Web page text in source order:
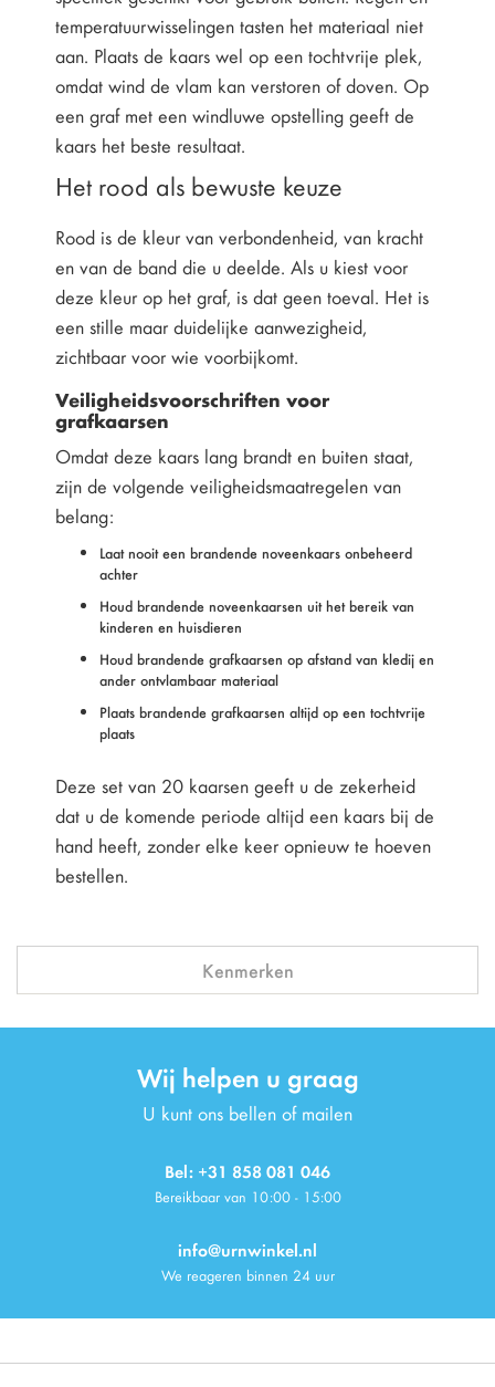
temperatuurwisselingen tasten het materiaal niet
aan. Plaats de kaars wel op een tochtvrije plek,
omdat wind de vlam kan verstoren of doven. Op
een graf met een windluwe opstelling geeft de
kaars het beste resultaat.
Het rood als bewuste keuze
Rood is de kleur van verbondenheid, van kracht
en van de band die u deelde. Als u kiest voor
deze kleur op het graf, is dat geen toeval. Het is
een stille maar duidelijke aanwezigheid,
zichtbaar voor wie voorbijkomt.
Veiligheidsvoorschriften voor
grafkaarsen
Omdat deze kaars lang brandt en buiten staat,
zijn de volgende veiligheidsmaatregelen van
belang:
Laat nooit een brandende noveenkaars onbeheerd
achter
Houd brandende noveenkaarsen uit het bereik van
kinderen en huisdieren
Houd brandende grafkaarsen op afstand van kledij en
ander ontvlambaar materiaal
Plaats brandende grafkaarsen altijd op een tochtvrije
plaats
Deze set van 20 kaarsen geeft u de zekerheid
dat u de komende periode altijd een kaars bij de
hand heeft, zonder elke keer opnieuw te hoeven
bestellen.
Kenmerken
Wij helpen u graag
U kunt ons bellen of mailen
Bel: +31 858 081 046
Bereikbaar van 10:00 - 15:00
info@urnwinkel.nl
We reageren binnen 24 uur